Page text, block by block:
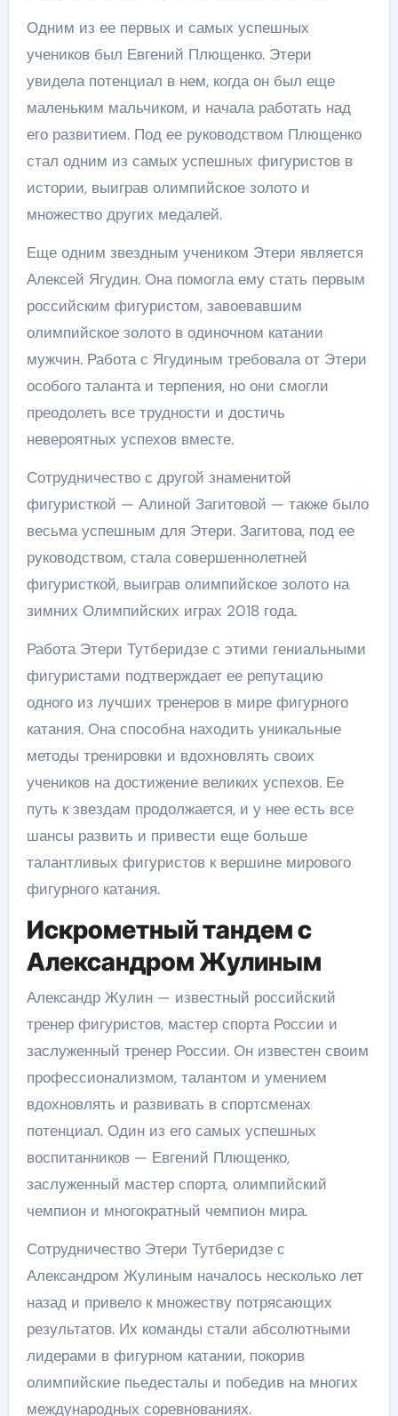
Одним из ее первых и самых успешных
учеников был Евгений Плющенко. Этери
увидела потенциал в нем, когда он был еще
маленьким мальчиком, и начала работать над
его развитием. Под ее руководством Плющенко
стал одним из самых успешных фигуристов в
истории, выиграв олимпийское золото и
множество других медалей.
Еще одним звездным учеником Этери является
Алексей Ягудин. Она помогла ему стать первым
российским фигуристом, завоевавшим
олимпийское золото в одиночном катании
мужчин. Работа с Ягудиным требовала от Этери
особого таланта и терпения, но они смогли
преодолеть все трудности и достичь
невероятных успехов вместе.
Сотрудничество с другой знаменитой
фигуристкой — Алиной Загитовой — также было
весьма успешным для Этери. Загитова, под ее
руководством, стала совершеннолетней
фигуристкой, выиграв олимпийское золото на
зимних Олимпийских играх 2018 года.
Работа Этери Тутберидзе с этими гениальными
фигуристами подтверждает ее репутацию
одного из лучших тренеров в мире фигурного
катания. Она способна находить уникальные
методы тренировки и вдохновлять своих
учеников на достижение великих успехов. Ее
путь к звездам продолжается, и у нее есть все
шансы развить и привести еще больше
талантливых фигуристов к вершине мирового
фигурного катания.
Искрометный тандем с
Александром Жулиным
Александр Жулин — известный российский
тренер фигуристов, мастер спорта России и
заслуженный тренер России. Он известен своим
профессионализмом, талантом и умением
вдохновлять и развивать в спортсменах
потенциал. Один из его самых успешных
воспитанников — Евгений Плющенко,
заслуженный мастер спорта, олимпийский
чемпион и многократный чемпион мира.
Сотрудничество Этери Тутберидзе с
Александром Жулиным началось несколько лет
назад и привело к множеству потрясающих
результатов. Их команды стали абсолютными
лидерами в фигурном катании, покорив
олимпийские пьедесталы и победив на многих
международных соревнованиях.